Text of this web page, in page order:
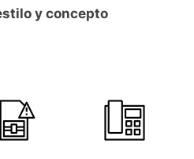
y concepto